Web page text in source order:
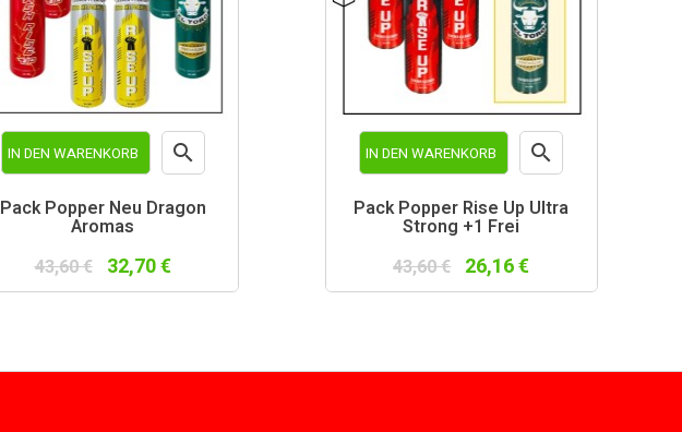
IN DEN WARENKORB 
Pack Popper Neu Dragon
Aromas
43,60 €
32,70 €
IN DEN WARENKORB 
Pack Popper Rise Up Ultra
Strong +1 Frei
43,60 € 26,16 €